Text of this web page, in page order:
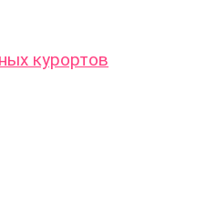
курортов